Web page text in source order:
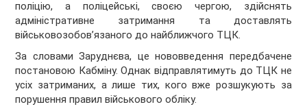
поліцію, а поліцейські, своєю чергою, здійснять
адміністративне затримання та доставлять
військовозобовʼязаного до найближчого ТЦК.
За словами Заруднєва, це нововведення передбачене
постановою Кабміну. Однак відправлятимуть до ТЦК не
усіх затриманих, а лише тих, кого вже розшукують за
порушення правил військового обліку.